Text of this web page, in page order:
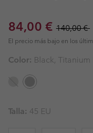
Sale price:
84,00 € Regular
140,00 €
El precio más bajo en los
Color: Black, Titanium II
Talla: 45 EU